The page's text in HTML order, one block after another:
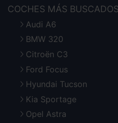
COCHES MÁS BUSCADOS
Audi A6
BMW 320
Citroën C3
Ford Focus
Hyundai Tucson
Kia Sportage
Opel Astra